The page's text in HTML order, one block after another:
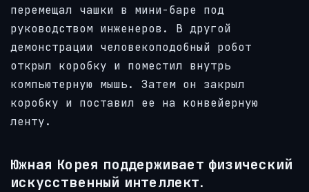
перемещал чашки в мини-баре под
руководством инженеров. В другой
демонстрации человекоподобный робот
открыл коробку и поместил внутрь
компьютерную мышь. Затем он закрыл
коробку и поставил ее на конвейерную
ленту.
Южная Корея поддерживает физический
искусственный интеллект.